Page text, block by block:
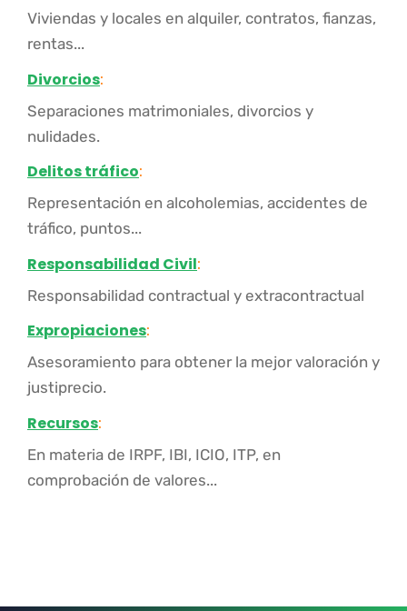
Viviendas y locales en alquiler, contratos, fianzas,
rentas...
Divorcios:
Separaciones matrimoniales, divorcios y
nulidades.
Delitos tráfico:
Representación en alcoholemias, accidentes de
tráfico, puntos...
Responsabilidad Civil:
Responsabilidad contractual y extracontractual
Expropiaciones:
Asesoramiento para obtener la mejor valoración y
justiprecio.
Recursos:
En materia de IRPF, IBI, ICIO, ITP, en
comprobación de valores...